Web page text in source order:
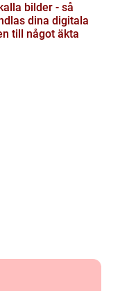
bilder - så
dina digitala
till något äkta